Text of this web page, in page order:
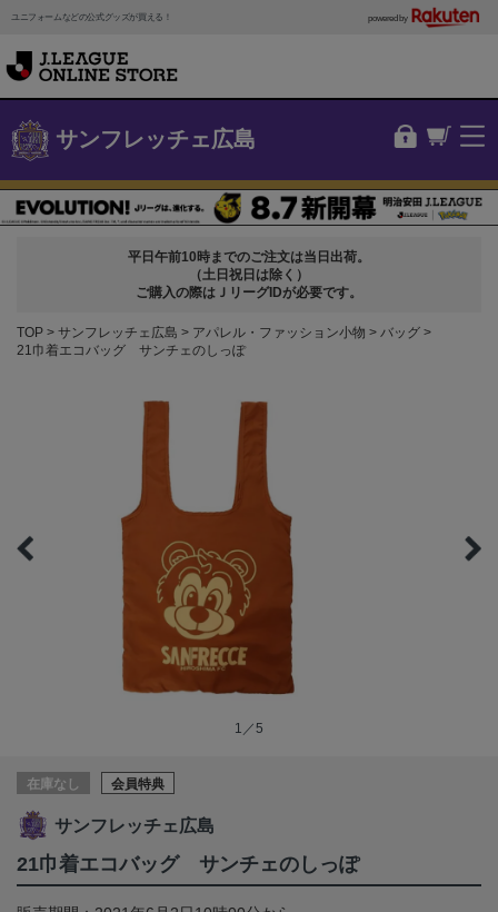
ユニフォームなどの公式グッズが買える！ powered by
サンフレッチェ広島
平日午前10時までのご注文は当日出荷。
（土日祝日は除く）
ご購入の際はＪリーグIDが必要です。
TOP サンフレッチェ広島 アパレル・ファッション小物
バッグ
21巾着エコバッグ サンチェのしっぽ
1／5
在庫なし 会員特典
サンフレッチェ広島
21巾着エコバッグ サンチェのしっぽ